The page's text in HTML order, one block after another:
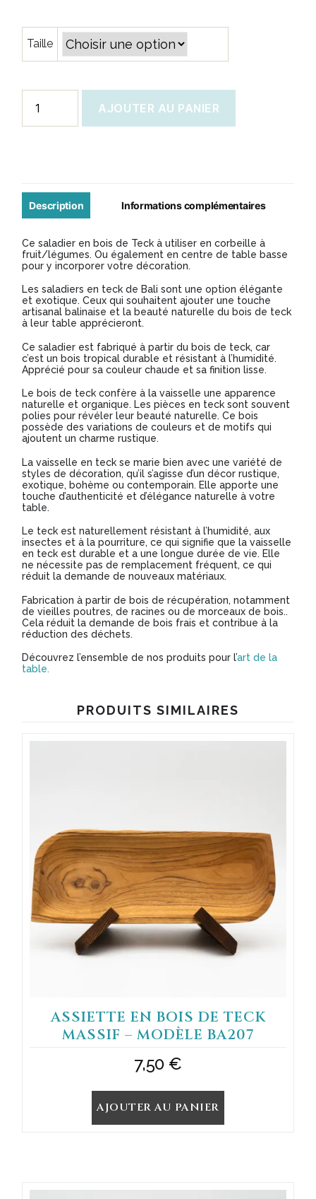
prix :
30,00 €
à
40,00 €
Taille
de
massif
-
Modèle
BA246
AJOUTER AU PANIER
Description Informations complémentaires
Ce saladier en bois de Teck à utiliser en corbeille à
fruit/légumes. Ou également en centre de table basse
pour y incorporer votre décoration.
Les saladiers en teck de Bali sont une option élégante
et exotique. Ceux qui souhaitent ajouter une touche
artisanal balinaise et la beauté naturelle du bois de teck
à leur table apprécieront.
Ce saladier est fabriqué à partir du bois de teck, car
c’est un bois tropical durable et résistant à l’humidité.
Apprécié pour sa couleur chaude et sa finition lisse.
Le bois de teck confère à la vaisselle une apparence
naturelle et organique. Les pièces en teck sont souvent
polies pour révéler leur beauté naturelle. Ce bois
possède des variations de couleurs et de motifs qui
ajoutent un charme rustique.
La vaisselle en teck se marie bien avec une variété de
styles de décoration, qu’il s’agisse d’un décor rustique,
exotique, bohème ou contemporain. Elle apporte une
touche d’authenticité et d’élégance naturelle à votre
table.
Le teck est naturellement résistant à l’humidité, aux
insectes et à la pourriture, ce qui signifie que la vaisselle
en teck est durable et a une longue durée de vie. Elle
ne nécessite pas de remplacement fréquent, ce qui
réduit la demande de nouveaux matériaux.
Fabrication à partir de bois de récupération, notamment
de vieilles poutres, de racines ou de morceaux de bois..
Cela réduit la demande de bois frais et contribue à la
réduction des déchets.
Découvrez l’ensemble de nos produits pour l’art de la
table.
PRODUITS SIMILAIRES
ASSIETTE EN BOIS DE TECK
MASSIF – MODÈLE BA207
7,50 €
AJOUTER AU PANIER